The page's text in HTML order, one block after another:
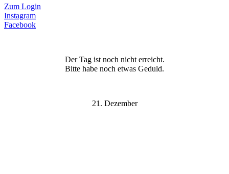
Zum Login
Instagram
Facebook
Der Tag ist noch nicht erreicht.
Bitte habe noch etwas Geduld.
21. Dezember